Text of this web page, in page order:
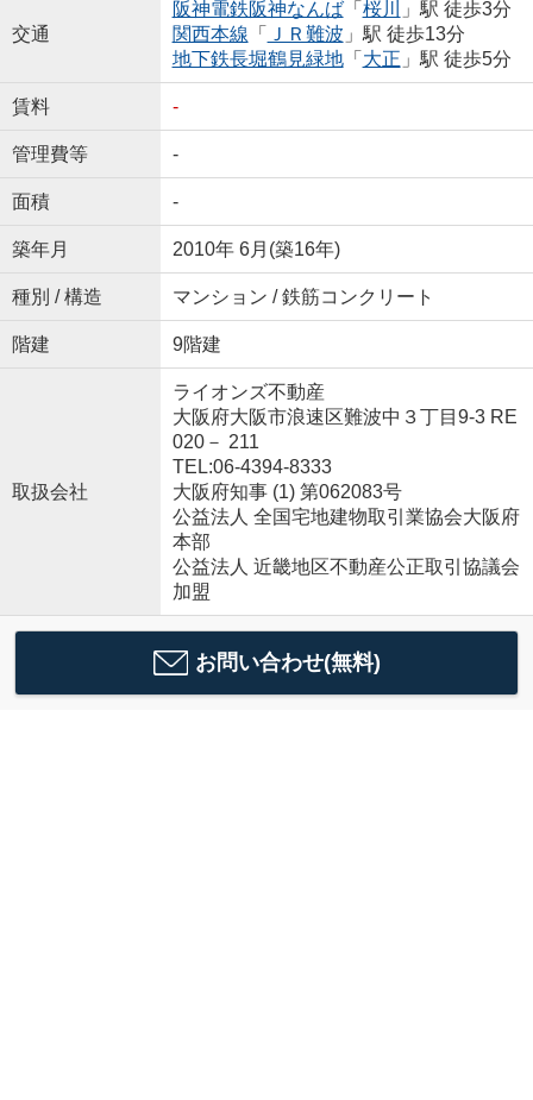
交通
阪神電鉄阪神なんば「 桜川
」駅 徒歩3分
関西本線 「 ＪＲ難波 」駅 徒歩13分
地下鉄長堀鶴見緑地「 大正 」駅 徒歩5分
賃料 -
管理費等 -
面積 -
築年月 2010年 6月(築16年)
種別 / 構造 マンション / 鉄筋コンクリート
階建 9階建
取扱会社
ライオンズ不動産
大阪府大阪市浪速区難波中３丁目9-3 RE
020－ 211
TEL:06-4394-8333
大阪府知事 (1) 第062083号
公益法人 全国宅地建物取引業協会大阪府
本部
公益法人 近畿地区不動産公正取引協議会
加盟
お問い合わせ(無料)